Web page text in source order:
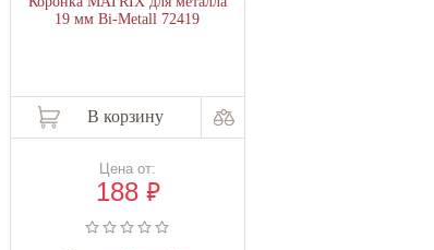
19 мм Bi-Metall 72419
В корзину
Цена от:
188 ₽